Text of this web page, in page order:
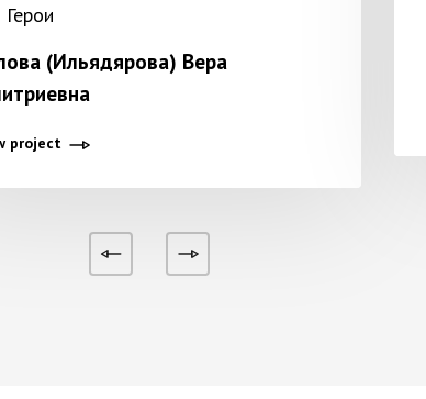
Герои
(Ильядярова) Вера
project